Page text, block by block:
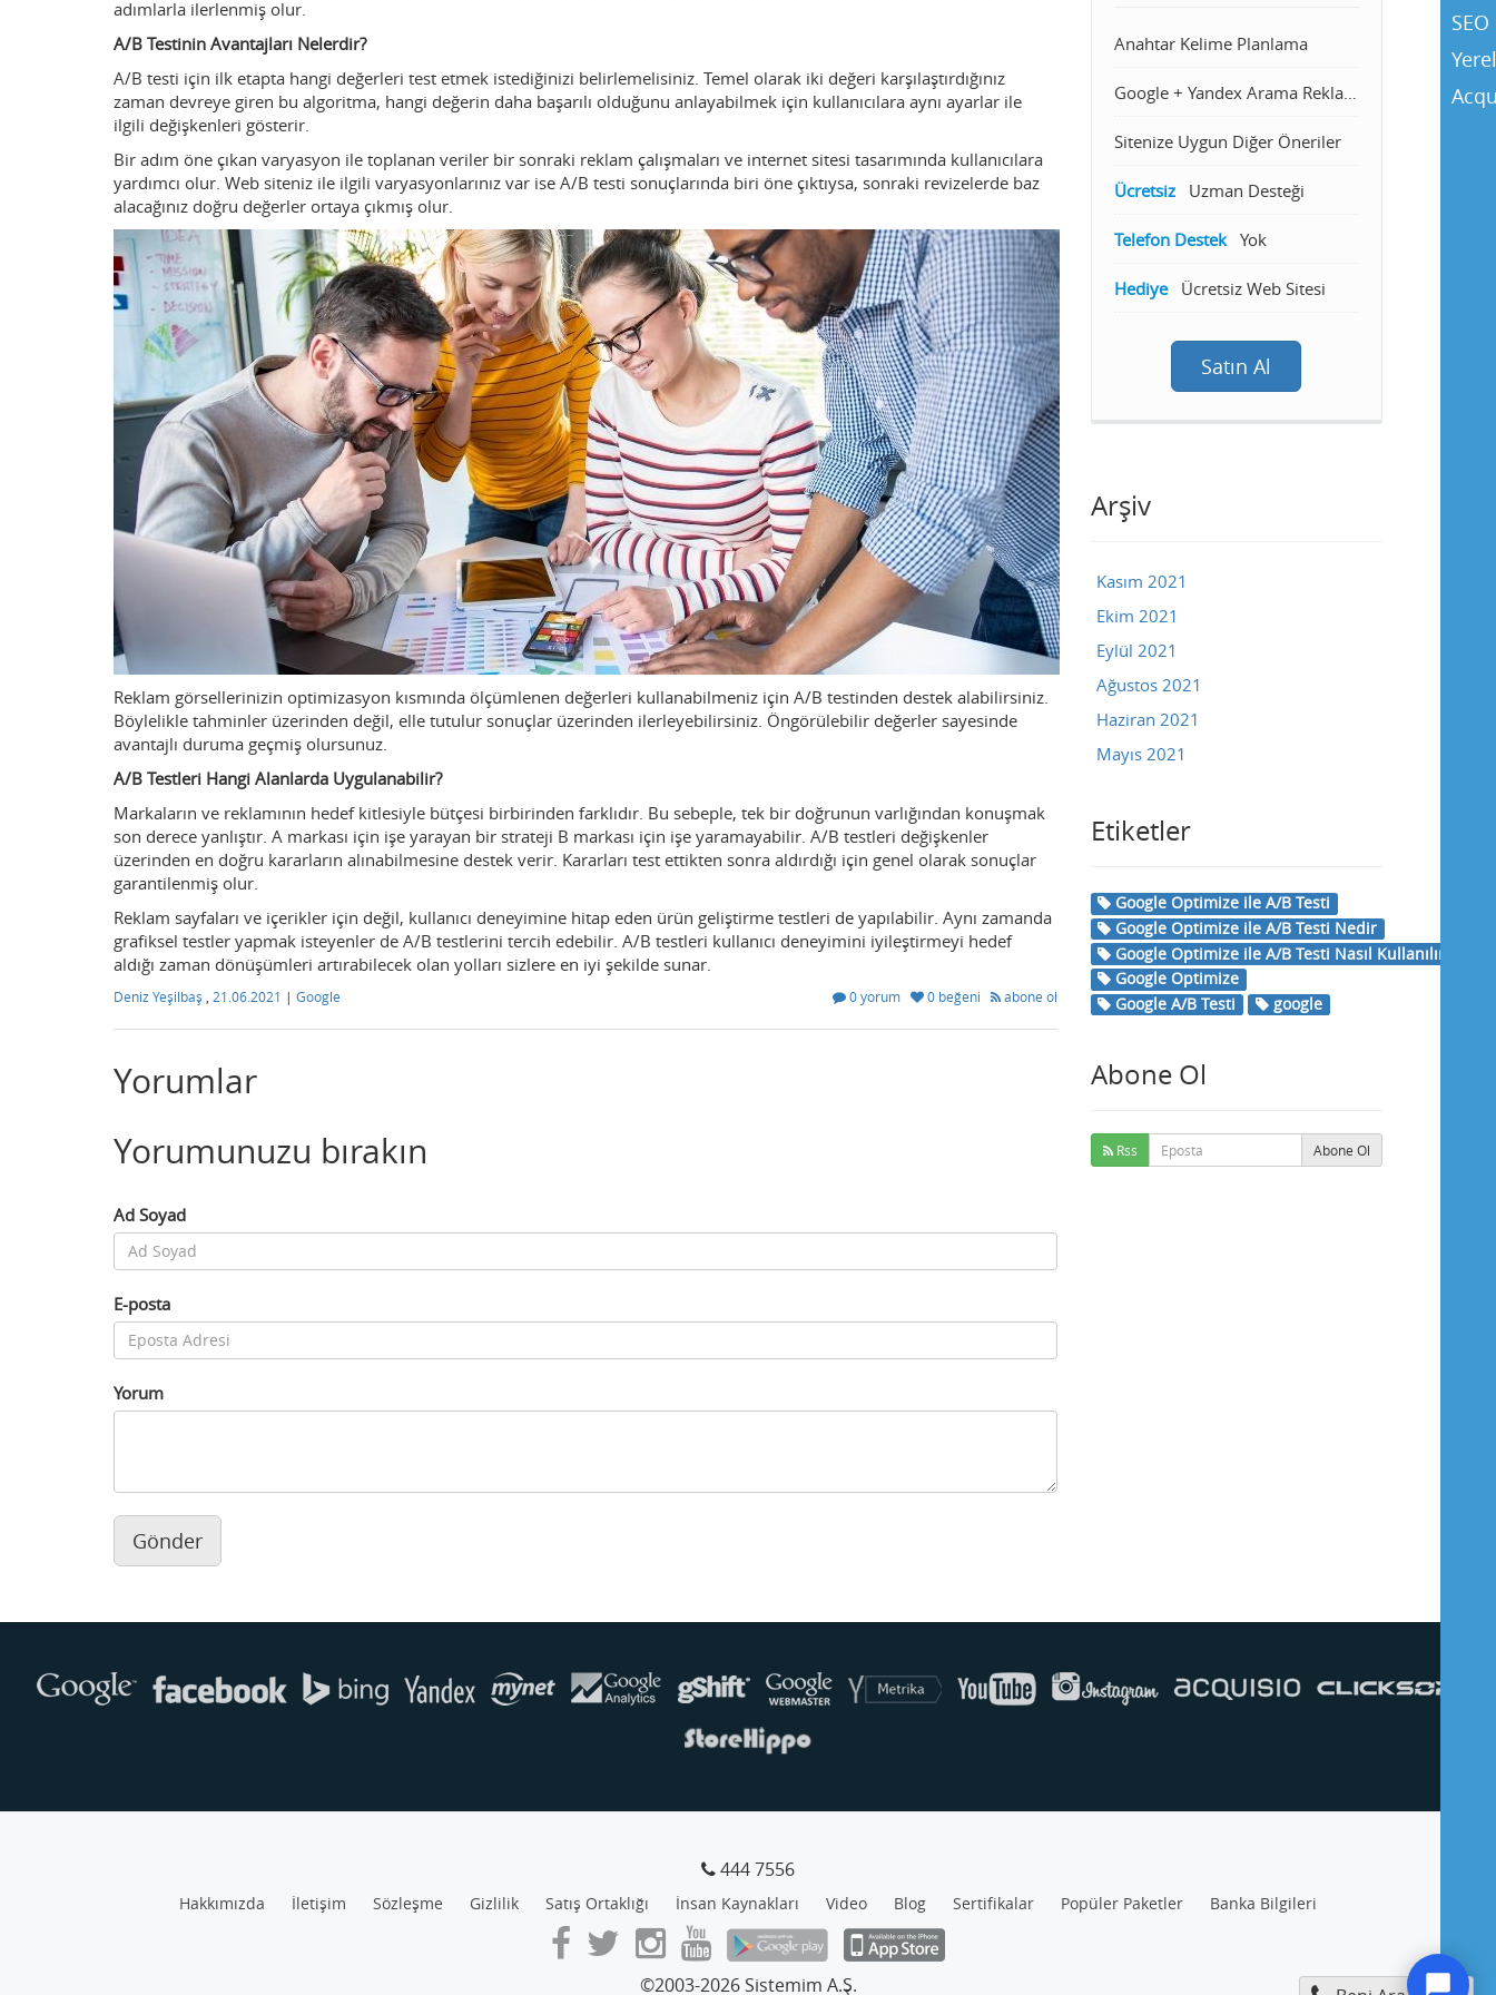
adımlarla ilerlenmiş olur.
A/B Testinin Avantajları Nelerdir?
A/B testi için ilk etapta hangi değerleri test etmek istediğinizi belirlemelisiniz. Temel olarak iki değeri karşılaştırdığınız
zaman devreye giren bu algoritma, hangi değerin daha başarılı olduğunu anlayabilmek için kullanıcılara aynı ayarlar ile
ilgili değişkenleri gösterir.
Bir adım öne çıkan varyasyon ile toplanan veriler bir sonraki reklam çalışmaları ve internet sitesi tasarımında kullanıcılara
yardımcı olur. Web siteniz ile ilgili varyasyonlarınız var ise A/B testi sonuçlarında biri öne çıktıysa, sonraki revizelerde baz
alacağınız doğru değerler ortaya çıkmış olur.
Reklam görsellerinizin optimizasyon kısmında ölçümlenen değerleri kullanabilmeniz için A/B testinden destek alabilirsiniz.
Böylelikle tahminler üzerinden değil, elle tutulur sonuçlar üzerinden ilerleyebilirsiniz. Öngörülebilir değerler sayesinde
avantajlı duruma geçmiş olursunuz.
A/B Testleri Hangi Alanlarda Uygulanabilir?
Markaların ve reklamının hedef kitlesiyle bütçesi birbirinden farklıdır. Bu sebeple, tek bir doğrunun varlığından konuşmak
son derece yanlıştır. A markası için işe yarayan bir strateji B markası için işe yaramayabilir. A/B testleri değişkenler
üzerinden en doğru kararların alınabilmesine destek verir. Kararları test ettikten sonra aldırdığı için genel olarak sonuçlar
garantilenmiş olur.
Reklam sayfaları ve içerikler için değil, kullanıcı deneyimine hitap eden ürün geliştirme testleri de yapılabilir. Aynı zamanda
grafiksel testler yapmak isteyenler de A/B testlerini tercih edebilir. A/B testleri kullanıcı deneyimini iyileştirmeyi hedef
aldığı zaman dönüşümleri artırabilecek olan yolları sizlere en iyi şekilde sunar.
Deniz Yeşilbaş 21.06.2021 | Google 0 yorum 0 beğeni abone ol
Yorumlar
Yorumunuzu bırakın
Ad Soyad
E-posta
Yorum
Gönder
Anahtar Kelime Planlama
Google + Yandex Arama Reklamcılığı
Sitenize Uygun Diğer Öneriler
Ücretsiz Uzman Desteği
Telefon Destek Yok
Hediye Ücretsiz Web Sitesi
Satın Al
Arşiv
Kasım 2021
Ekim 2021
Eylül 2021
Ağustos 2021
Haziran 2021
Mayıs 2021
Etiketler
Google Optimize ile A/B Testi
Google Optimize ile A/B Testi Nedir
Google Optimize ile A/B Testi Nasıl Kullanılır
Google Optimize
Google A/B Testi
google
Abone Ol
Rss Abone Ol
444 7556
Hakkımızda İletişim Sözleşme Gizlilik Satış Ortaklığı İnsan Kaynakları Video Blog Sertifikalar Popüler Paketler Banka Bilgileri
©2003-2026 Sistemim A.Ş.